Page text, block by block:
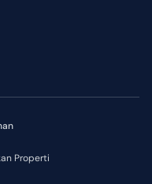
Properti